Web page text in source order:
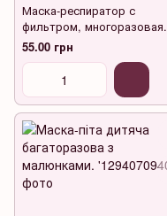
Маска-респиратор с
фильтром, многоразовая.
55.00 грн